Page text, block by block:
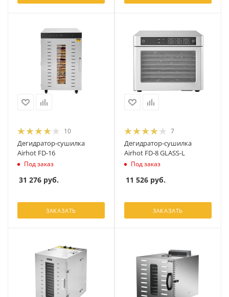
10
Дегидратор-сушилка
Airhot FD-16
Под заказ
31 276 руб.
ЗАКАЗАТЬ
7
Дегидратор-сушилка
Airhot FD-8 GLASS-L
Под заказ
11 526 руб.
ЗАКАЗАТЬ